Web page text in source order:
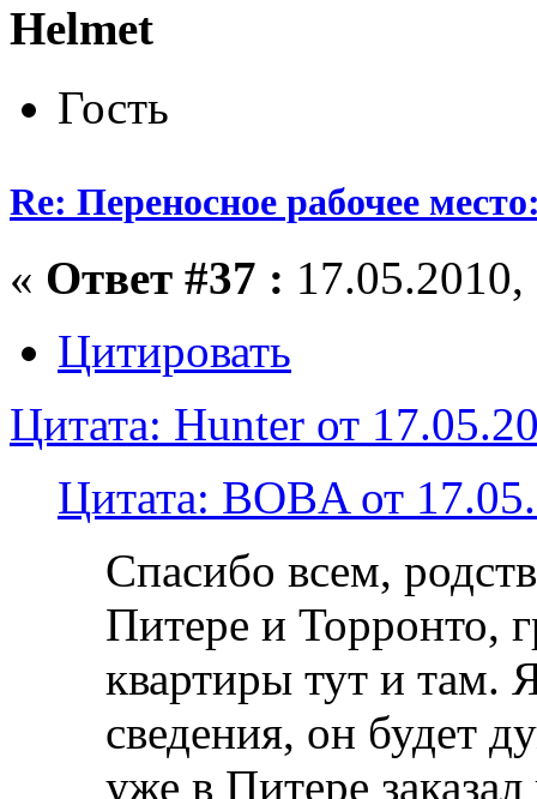
Helmet
Гость
Re: Переносное рабочее
« Ответ #37 :
Цитировать
Цитата: Hunter от
Цитата: BOBA от
Спасибо всем,
Питере и Торронто,
квартиры тут и там.
сведения, он будет
уже в Питере